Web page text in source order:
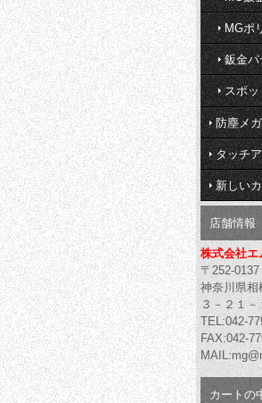
MGポ
鈑金パ
スポッ
防塵メ
タッチ
新しい
店舗情報
株式会社エ
〒252-0137
神奈川県相
３－２１－
TEL:042-
FAX:042-
カートの